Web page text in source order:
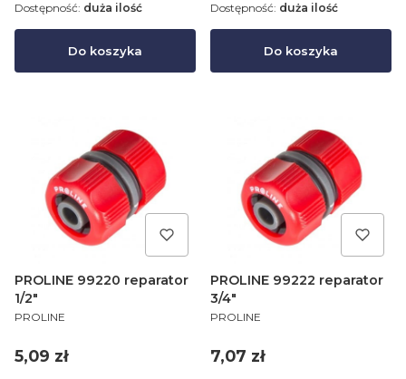
Do koszyka
Dostępność: duża ilość
Do koszyka
Dostępność: duża ilość
PROLINE 99220 reparator
1/2"
PRODUCENT
PROLINE
Cena
5,09 zł
PROLINE 99222 reparator
3/4"
PRODUCENT
PROLINE
Cena
7,07 zł